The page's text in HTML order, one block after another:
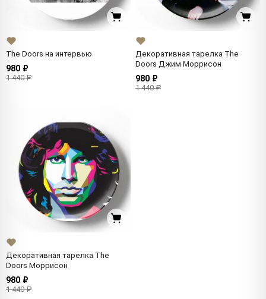
The Doors на интервью
980 ₽
1 440 ₽
Декоративная тарелка The
Doors Джим Моррисон
980 ₽
1 440 ₽
Декоративная тарелка The
Doors Моррисон
980 ₽
1 440 ₽